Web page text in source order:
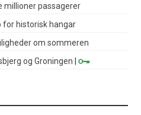
millioner passagerer
for historisk hangar
om sommeren
og Groningen |